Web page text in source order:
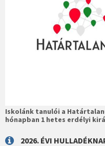
Iskolánk tanulói a
hónapban 1 hetes erdélyi
2026. ÉVI